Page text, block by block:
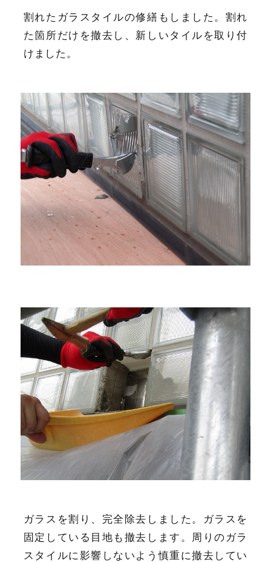
割れたガラスタイルの修繕もしました。割れ
た箇所だけを撤去し、新しいタイルを取り付
けました。
ガラスを割り、完全除去しました。ガラスを
固定している目地も撤去します。周りのガラ
スタイルに影響しないよう慎重に撤去してい